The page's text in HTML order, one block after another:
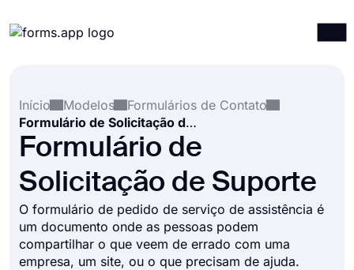
Integrações
Modelos
Recursos
Início
Modelos
Formulários de Contato
Formulário de Solicitação de Suporte
Formulário de
Solicitação de Suporte
O formulário de pedido de serviço de assistência é
um documento onde as pessoas podem
compartilhar o que veem de errado com uma
empresa, um site, ou o que precisam de ajuda.